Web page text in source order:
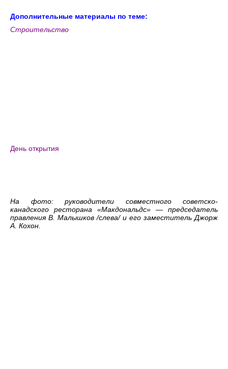
Дополнительные материалы по теме:
Строительство
День открытия
На фото: руководители совместного советско-
канадского ресторана «Макдональдс» — председатель
правления В. Малышков /слева/ и его заместитель Джорж
А. Кохон.